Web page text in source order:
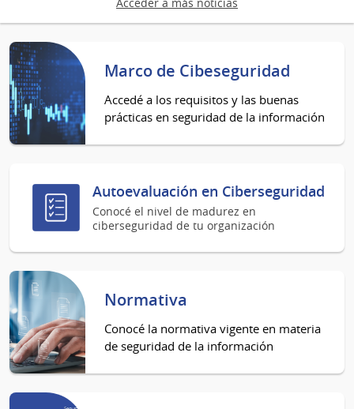
Marco de Cibeseguridad
Accedé a los requisitos y las buenas
prácticas en seguridad de la información
Autoevaluación en Ciberseguridad
Conocé el nivel de madurez en
ciberseguridad de tu organización
Normativa
Conocé la normativa vigente en materia
de seguridad de la información